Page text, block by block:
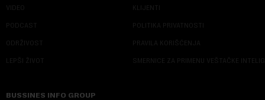
VIDEO
PODCAST
ODRŽIVOST
LEPŠI ŽIVOT
KLIJENTI
POLITIKA PRIVATNOSTI
PRAVILA KORIŠĆENJA
SMERNICE ZA PRIMENU VEŠTAČKE
BUSSINES INFO GROUP